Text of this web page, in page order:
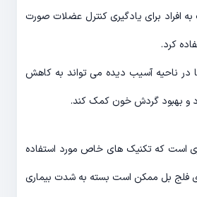
افراد برای یادگیری کنترل عضلات صورت
کرد.
در ناحیه آسیب دیده می تواند به کاهش
و بهبود گردش خون کمک کند.
است که تکنیک های خاص مورد استفاده
فلج بل ممکن است بسته به شدت بیماری